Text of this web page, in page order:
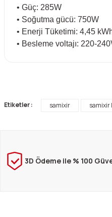
• Güç: 285W
• Soğutma gücü: 750W
• Enerji Tüketimi: 4,45
• Besleme voltajı: 220-
Ürün fiyatı diğer sitelerden
Etiketler : samixir samixir
3D Ödeme ile % 100